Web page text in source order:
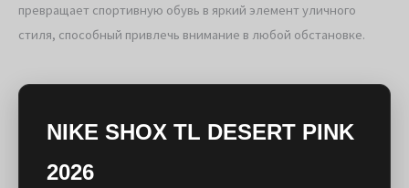
превращает спортивную обувь в яркий элемент уличного
стиля, способный привлечь внимание в любой обстановке.
NIKE SHOX TL DESERT PINK
2026